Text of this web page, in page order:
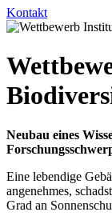
Kontakt
Neubau eines
Eine lebendige
angenehmes,
Grad an